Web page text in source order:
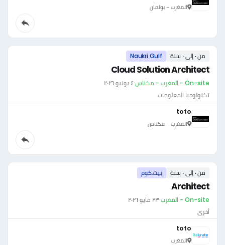
المغرب - بولمان
من ٠ إلى ٠ سنة Naukri Gulf
Cloud Solution Architect
On-site - المغرب - مكناس ·٤ يونيو ٢٠٢٦
تكنولوجيا المعلومات
toto
المغرب - مكناس
من ٠ إلى ٠ سنة بيت.كوم
Architect
On-site - المغرب ·٢٣ مايو ٢٠٢٦
أخرى
toto
المغرب